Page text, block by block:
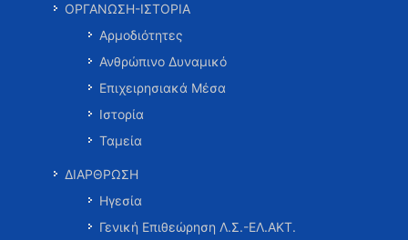
ΟΡΓΑΝΩΣΗ-ΙΣΤΟΡΙΑ
Αρμοδιότητες
Ανθρώπινο Δυναμικό
Επιχειρησιακά Μέσα
Ιστορία
Ταμεία
ΔΙΑΡΘΡΩΣΗ
Ηγεσία
Γενική Επιθεώρηση Λ.Σ.-ΕΛ.ΑΚΤ.